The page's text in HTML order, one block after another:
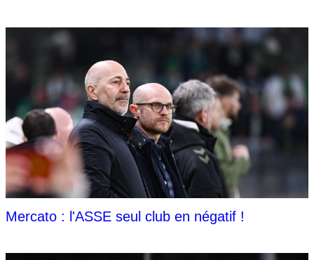
Mercato : l'ASSE seul club en négatif !